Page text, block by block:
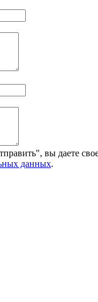
вы даете свое
данных.